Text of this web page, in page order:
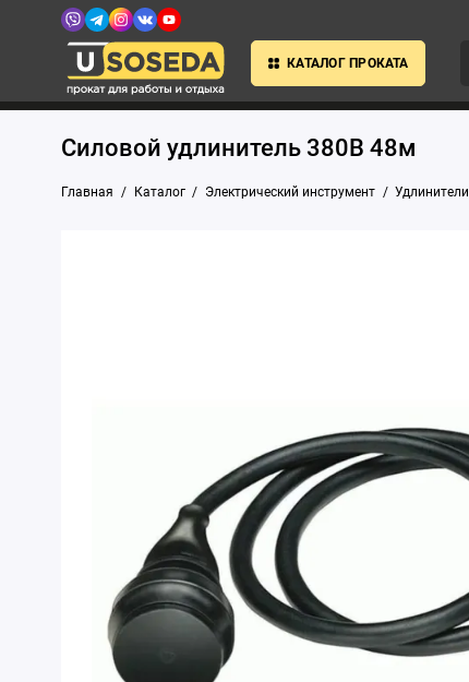
КАТАЛОГ ПРОКАТА
Силовой удлинитель 380В 48м
Главная Каталог Электрический инструмент Удлинители